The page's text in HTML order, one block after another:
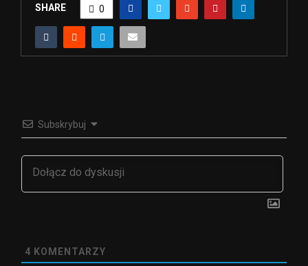
SHARE 0
Subskrybuj
4 KOMENTARZY